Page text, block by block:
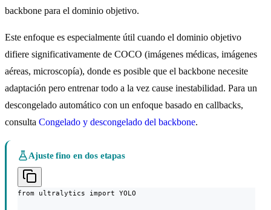
backbone para el dominio objetivo.
Este enfoque es especialmente útil cuando el dominio objetivo
difiere significativamente de COCO (imágenes médicas, imágenes
aéreas, microscopía), donde es posible que el backbone necesite
adaptación pero entrenar todo a la vez cause inestabilidad. Para un
descongelado automático con un enfoque basado en callbacks,
consulta Congelado y descongelado del backbone.
Ajuste fino en dos etapas
from ultralytics import YOLO